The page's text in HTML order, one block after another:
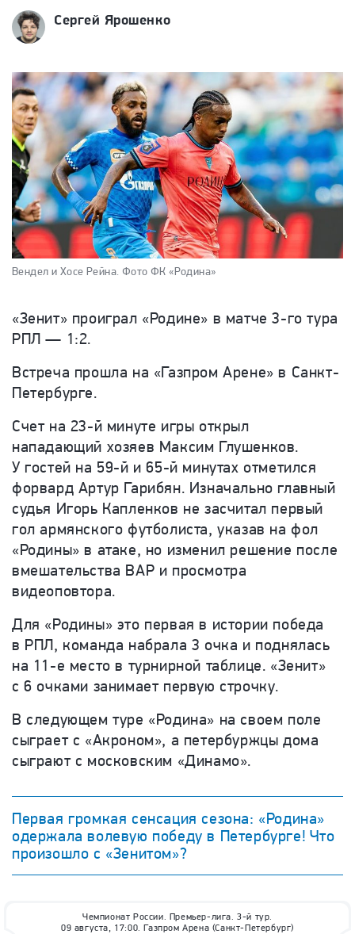
Сергей Ярошенко
Вендел и Хосе Рейна. Фото ФК «Родина»
«Зенит» проиграл «Родине» в матче 3-го тура
РПЛ — 1:2.
Встреча прошла на «Газпром Арене» в Санкт-
Петербурге.
Счет на 23-й минуте игры открыл
нападающий хозяев Максим Глушенков.
У гостей на 59-й и 65-й минутах отметился
форвард Артур Гарибян. Изначально главный
судья Игорь Капленков не засчитал первый
гол армянского футболиста, указав на фол
«Родины» в атаке, но изменил решение после
вмешательства ВАР и просмотра
видеоповтора.
Для «Родины» это первая в истории победа
в РПЛ, команда набрала 3 очка и поднялась
на 11-е место в турнирной таблице. «Зенит»
с 6 очками занимает первую строчку.
В следующем туре «Родина» на своем поле
сыграет с «Акроном», а петербуржцы дома
сыграют с московским «Динамо».
Первая громкая сенсация сезона: «Родина»
одержала волевую победу в Петербурге! Что
произошло с «Зенитом»?
Чемпионат России. Премьер-лига. 3-й тур.
09 августа, 17:00. Газпром Арена (Санкт-Петербург)